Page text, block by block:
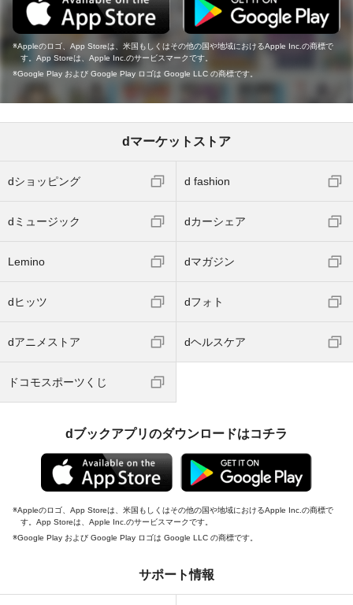
Appleのロゴ、App Storeは、米国もしくはその他の国や地域におけるApple Inc.の商標で
す。App Storeは、Apple Inc.のサービスマークです。
Google Play および Google Play ロゴは Google LLC の商標です。
dマーケットストア
dショッピング d fashion
dミュージック dカーシェア
Lemino dマガジン
dヒッツ dフォト
dアニメストア dヘルスケア
ドコモスポーツくじ
dブックアプリのダウンロードはコチラ
Appleのロゴ、App Storeは、米国もしくはその他の国や地域におけるApple Inc.の商標で
す。App Storeは、Apple Inc.のサービスマークです。
Google Play および Google Play ロゴは Google LLC の商標です。
サポート情報